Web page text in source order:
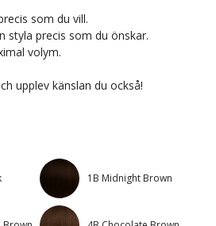
som du vill.
styla precis som du önskar.
volym.
upplev känslan du också!
1B Midnight Brown